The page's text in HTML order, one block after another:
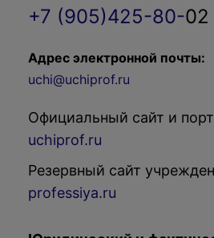
+7 (905)425-80-02
Адрес электронной почты:
uchi@uchiprof.ru
Официальный сайт и
uchiprof.ru
Резервный сайт
professiya.ru